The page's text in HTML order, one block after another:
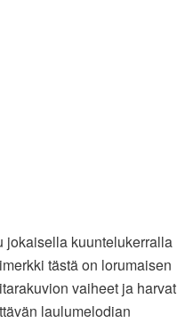
jokaisella kuuntelukerralla
tästä on lorumaisen
vaiheet ja harvat
laulumelodian